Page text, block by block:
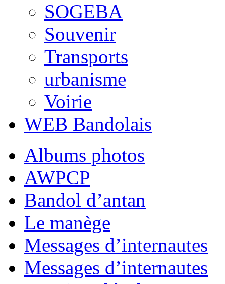
SOGEBA
Souvenir
Transports
urbanisme
Voirie
WEB Bandolais
Albums photos
AWPCP
Bandol d’antan
Le manège
Messages d’internautes
Messages d’internautes